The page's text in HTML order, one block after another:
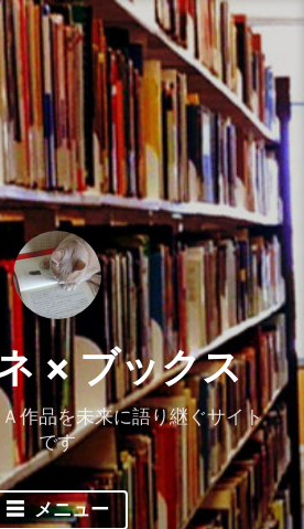
× ブックス
作品を未来に語り継ぐサイト
です
メニュー